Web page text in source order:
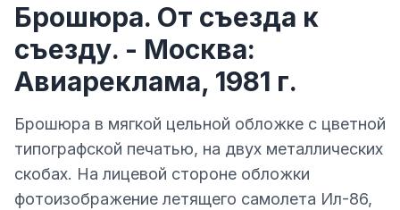
Брошюра. От съезда к
съезду. - Москва:
Авиареклама, 1981 г.
Брошюра в мягкой цельной обложке с цветной
типографской печатью, на двух металлических
скобах. На лицевой стороне обложки
фотоизображение летящего самолета Ил-86,